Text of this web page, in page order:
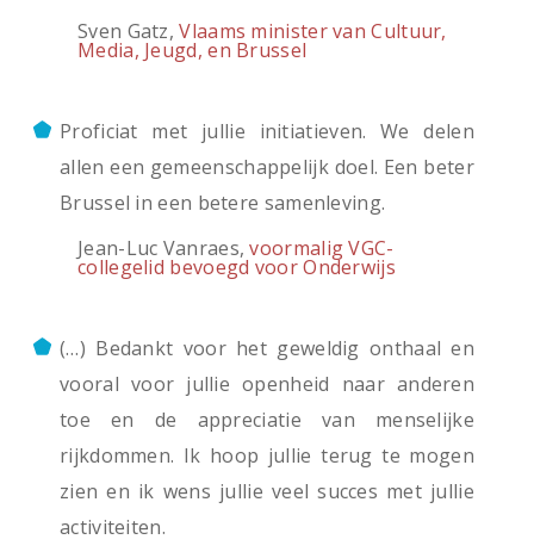
Sven Gatz,Vlaams minister van Cultuur,
Media, Jeugd, en Brussel
Proficiat met jullie initiatieven. We delen
allen een gemeenschappelijk doel. Een beter
Brussel in een betere samenleving.
Jean-Luc Vanraes,voormalig VGC-
collegelid bevoegd voor Onderwijs
(…) Bedankt voor het geweldig onthaal en
vooral voor jullie openheid naar anderen
toe en de appreciatie van menselijke
rijkdommen. Ik hoop jullie terug te mogen
zien en ik wens jullie veel succes met jullie
activiteiten.